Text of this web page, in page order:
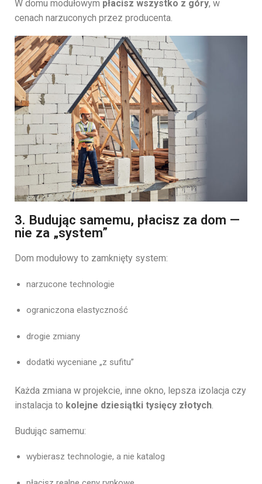
W domu modułowym płacisz wszystko z góry, w
cenach narzuconych przez producenta.
3. Budując samemu, płacisz za dom —
nie za „system”
Dom modułowy to zamknięty system:
narzucone technologie
ograniczona elastyczność
drogie zmiany
dodatki wyceniane „z sufitu”
Każda zmiana w projekcie, inne okno, lepsza izolacja czy
instalacja to kolejne dziesiątki tysięcy złotych.
Budując samemu:
wybierasz technologie, a nie katalog